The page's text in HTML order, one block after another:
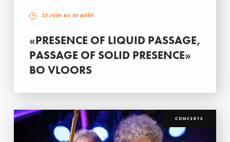
25 JUIN AU 30 AOÛT
«PRESENCE OF LIQUID PASSAGE,
PASSAGE OF SOLID PRESENCE»
BO VLOORS
CONCERTS